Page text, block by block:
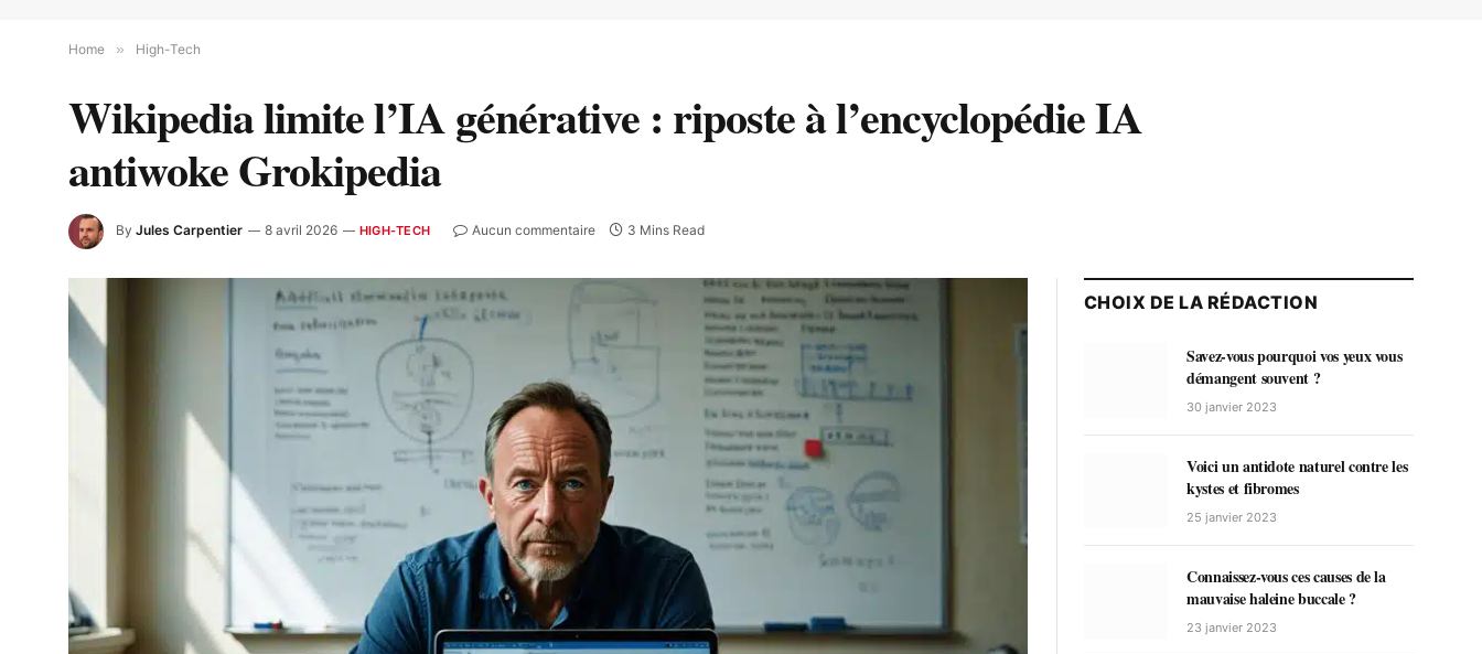
Home » High-Tech
Wikipedia limite l’IA générative : riposte à l’encyclopédie IA
antiwoke Grokipedia
By Jules Carpentier 8 avril 2026 HIGH-TECH Aucun commentaire 3 Mins Read
CHOIX DE LA RÉDACTION
Savez-vous pourquoi vos yeux vous
démangent souvent ?
30 janvier 2023
Voici un antidote naturel contre les
kystes et fibromes
25 janvier 2023
Connaissez-vous ces causes de la
mauvaise haleine buccale ?
23 janvier 2023